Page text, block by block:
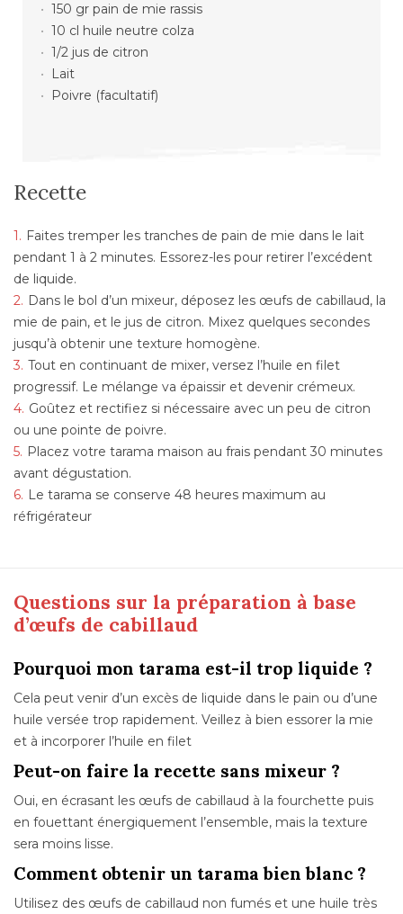
150 gr pain de mie rassis
10 cl huile neutre colza
1/2 jus de citron
Lait
Poivre (facultatif)
Recette
Faites tremper les tranches de pain de mie dans le lait
pendant 1 à 2 minutes. Essorez-les pour retirer l’excédent
de liquide.
Dans le bol d’un mixeur, déposez les œufs de cabillaud, la
mie de pain, et le jus de citron. Mixez quelques secondes
jusqu’à obtenir une texture homogène.
Tout en continuant de mixer, versez l’huile en filet
progressif. Le mélange va épaissir et devenir crémeux.
Goûtez et rectifiez si nécessaire avec un peu de citron
ou une pointe de poivre.
Placez votre tarama maison au frais pendant 30 minutes
avant dégustation.
Le tarama se conserve 48 heures maximum au
réfrigérateur
Questions sur la préparation à base
d’œufs de cabillaud
Pourquoi mon tarama est-il trop liquide ?
Cela peut venir d’un excès de liquide dans le pain ou d’une
huile versée trop rapidement. Veillez à bien essorer la mie
et à incorporer l’huile en filet
Peut-on faire la recette sans mixeur ?
Oui, en écrasant les œufs de cabillaud à la fourchette puis
en fouettant énergiquement l’ensemble, mais la texture
sera moins lisse.
Comment obtenir un tarama bien blanc ?
Utilisez des œufs de cabillaud non fumés et une huile très